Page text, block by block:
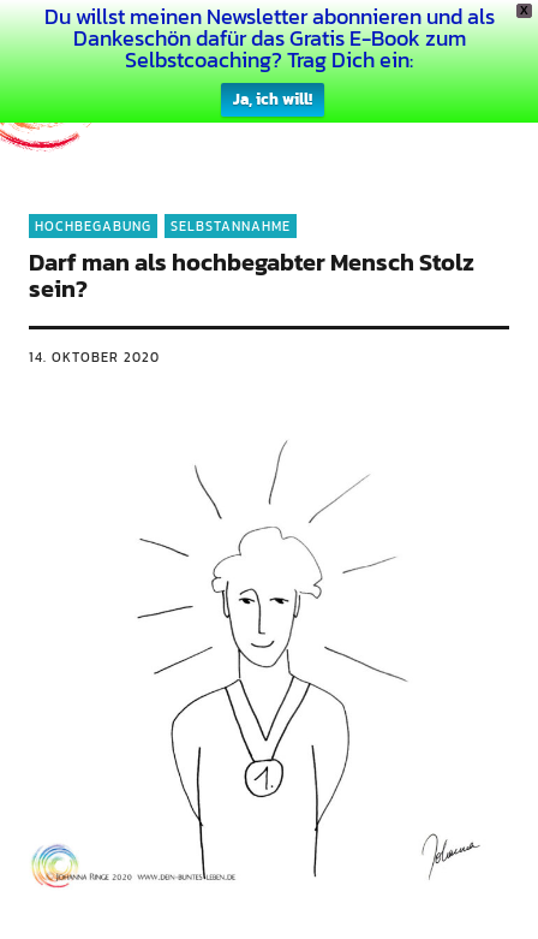
X
Du willst meinen Newsletter abonnieren und als
Dankeschön dafür das Gratis E-Book zum
Selbstcoaching? Trag Dich ein:
Ja, ich will!
Dein Buntes Leben
HOCHBEGABUNG SELBSTANNAHME
Darf man als hochbegabter Mensch Stolz
sein?
14. OKTOBER 2020